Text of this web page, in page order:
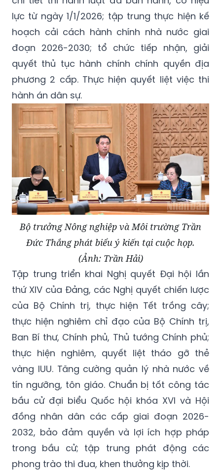
lực từ ngày 1/1/2026; tập trung thực hiện kế
hoạch cải cách hành chính nhà nước giai
đoạn 2026-2030; tổ chức tiếp nhận, giải
quyết thủ tục hành chính chính quyền địa
phương 2 cấp. Thực hiện quyết liệt việc thi
hành án dân sự.
Bộ trưởng Nông nghiệp và Môi trường Trần
Đức Thắng phát biểu ý kiến tại cuộc họp.
(Ảnh: Trần Hải)
Tập trung triển khai Nghị quyết Đại hội lần
thứ XIV của Đảng, các Nghị quyết chiến lược
của Bộ Chính trị, thực hiện Tết trồng cây;
thực hiện nghiêm chỉ đạo của Bộ Chính trị,
Ban Bí thư, Chính phủ, Thủ tướng Chính phủ;
thực hiện nghiêm, quyết liệt tháo gỡ thẻ
vàng IUU. Tăng cường quản lý nhà nước về
tín ngưỡng, tôn giáo. Chuẩn bị tốt công tác
bầu cử đại biểu Quốc hội khóa XVI và Hội
đồng nhân dân các cấp giai đoạn 2026-
2032, bảo đảm quyền và lợi ích hợp pháp
trong bầu cử; tập trung phát động các
phong trào thi đua, khen thưởng kịp thời.